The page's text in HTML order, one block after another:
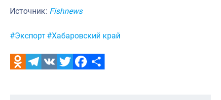
Источник: Fishnews
Метки:
#Экспорт #Хабаровский край